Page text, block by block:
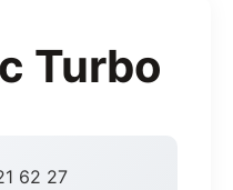
Turbo
62 27